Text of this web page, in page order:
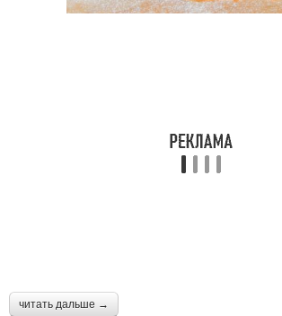
читать дальше →